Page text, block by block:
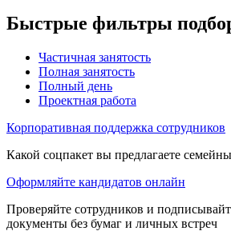
Быстрые фильтры
Частичная занятость
Полная занятость
Полный день
Проектная работа
Корпоративная поддержка сотрудников
Какой соцпакет вы предлагаете
Оформляйте кандидатов онлайн
Проверяйте сотрудников и
документы без бумаг и личных встреч